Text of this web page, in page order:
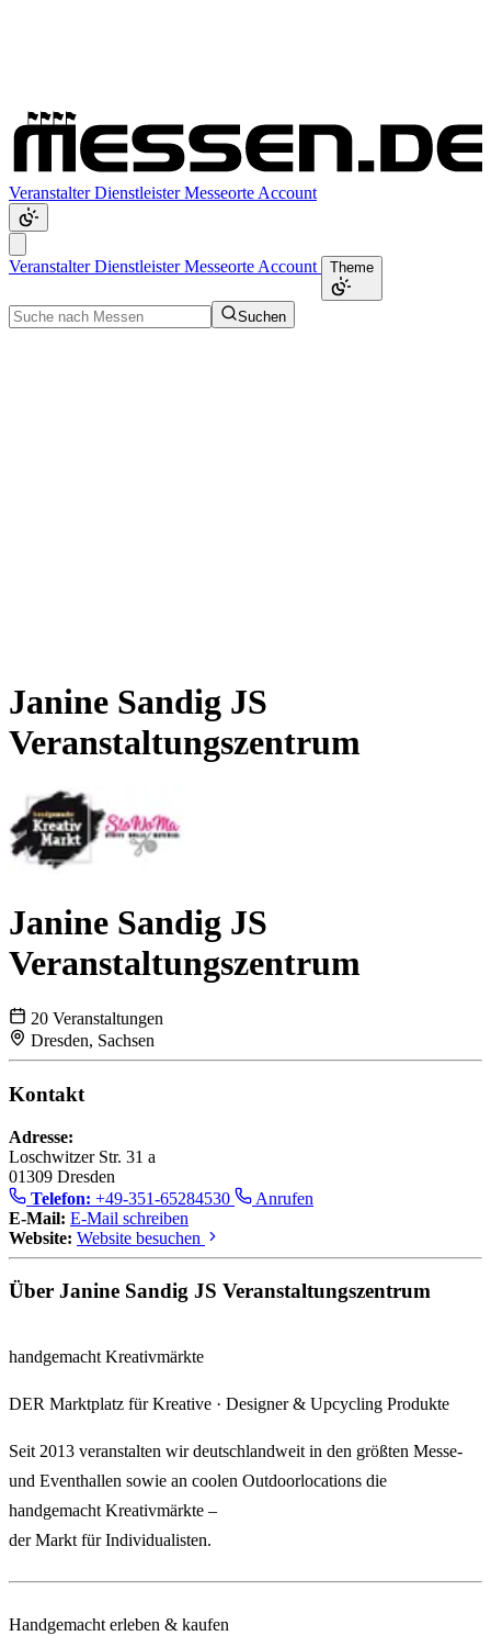
VeranstalterDienstleisterMesseorte Account
VeranstalterDienstleisterMesseorte Account Theme
Suchen
Janine Sandig JS
Veranstaltungszentrum
Janine Sandig JS
Veranstaltungszentrum
20 Veranstaltungen
Dresden, Sachsen
Kontakt
Adresse:
Loschwitzer Str. 31 a
01309 Dresden
Telefon: +49-351-65284530
Anrufen
E-Mail: E-Mail schreiben
Website: Website besuchen
Über Janine Sandig JS Veranstaltungszentrum
handgemacht Kreativmärkte
DER Marktplatz für Kreative · Designer & Upcycling Produkte
Seit 2013 veranstalten wir deutschlandweit in den größten Messe-
und Eventhallen sowie an coolen Outdoorlocations die
handgemacht Kreativmärkte –
der Markt für Individualisten.
Handgemacht erleben & kaufen